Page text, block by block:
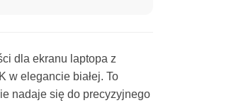
dla ekranu laptopa z
w elegancie białej. To
nadaje się do precyzyjnego